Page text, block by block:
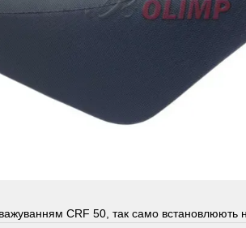
CRF 50, так само встановлюють